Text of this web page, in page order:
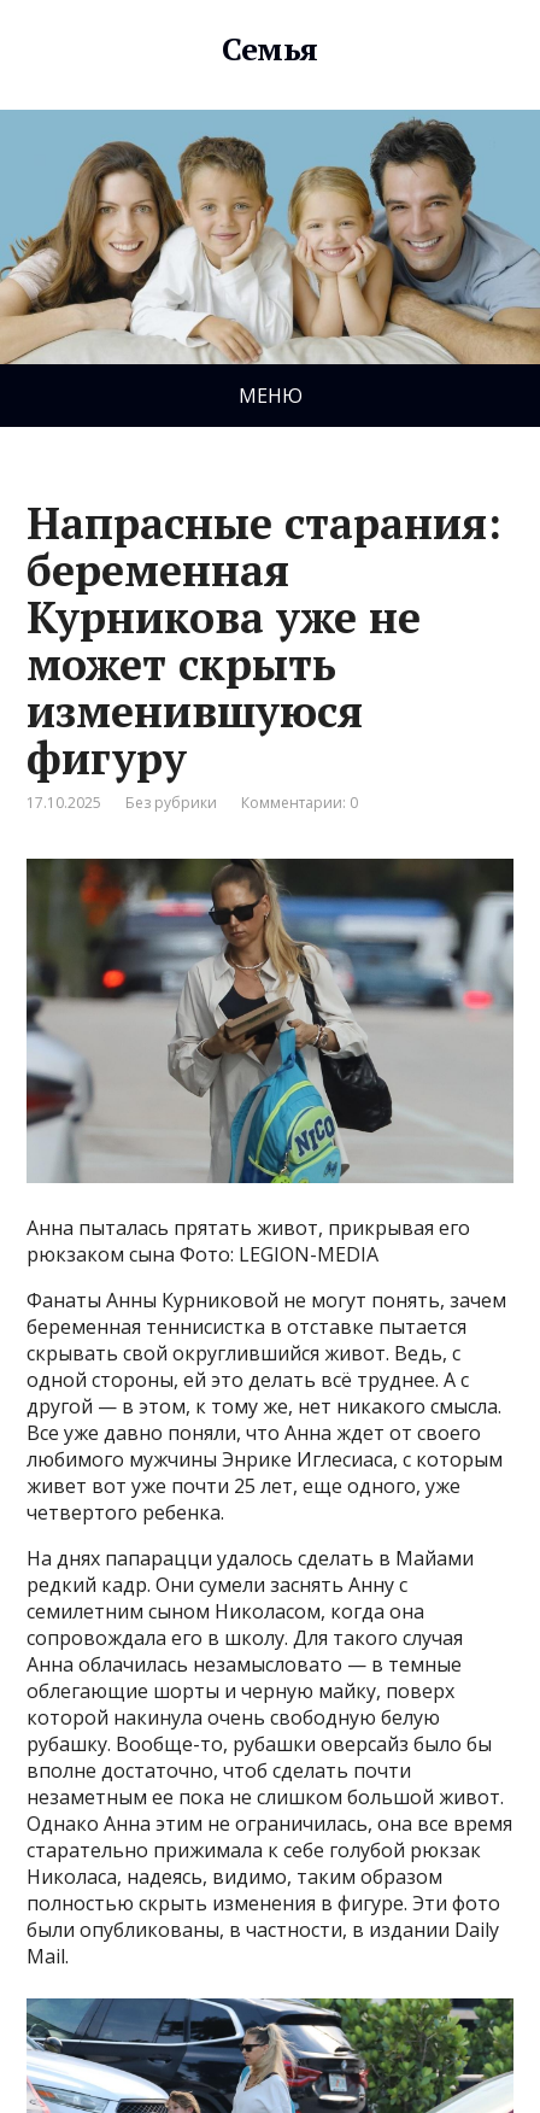
Семья
МЕНЮ
Напрасные старания:
беременная
Курникова уже не
может скрыть
изменившуюся
фигуру
17.10.2025 Без рубрики Комментарии: 0
Анна пыталась прятать живот, прикрывая его
рюкзаком сына Фото: LEGION-MEDIA
Фанаты Анны Курниковой не могут понять, зачем
беременная теннисистка в отставке пытается
скрывать свой округлившийся живот. Ведь, с
одной стороны, ей это делать всё труднее. А с
другой — в этом, к тому же, нет никакого смысла.
Все уже давно поняли, что Анна ждет от своего
любимого мужчины Энрике Иглесиаса, с которым
живет вот уже почти 25 лет, еще одного, уже
четвертого ребенка.
На днях папарацци удалось сделать в Майами
редкий кадр. Они сумели заснять Анну с
семилетним сыном Николасом, когда она
сопровождала его в школу. Для такого случая
Анна облачилась незамысловато — в темные
облегающие шорты и черную майку, поверх
которой накинула очень свободную белую
рубашку. Вообще-то, рубашки оверсайз было бы
вполне достаточно, чтоб сделать почти
незаметным ее пока не слишком большой живот.
Однако Анна этим не ограничилась, она все время
старательно прижимала к себе голубой рюкзак
Николаса, надеясь, видимо, таким образом
полностью скрыть изменения в фигуре. Эти фото
были опубликованы, в частности, в издании Daily
Mail.